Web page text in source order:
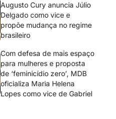
Augusto Cury anuncia Júlio
Delgado como vice e
propõe mudança no regime
brasileiro
Com defesa de mais espaço
para mulheres e proposta
de ‘feminicídio zero’, MDB
oficializa Maria Helena
Lopes como vice de Gabriel